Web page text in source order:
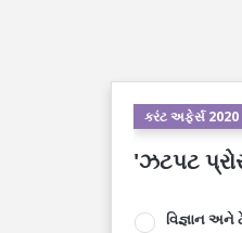
કરંટ અફેર્સ
'ઝટપટ
વિજ્ઞાન અને